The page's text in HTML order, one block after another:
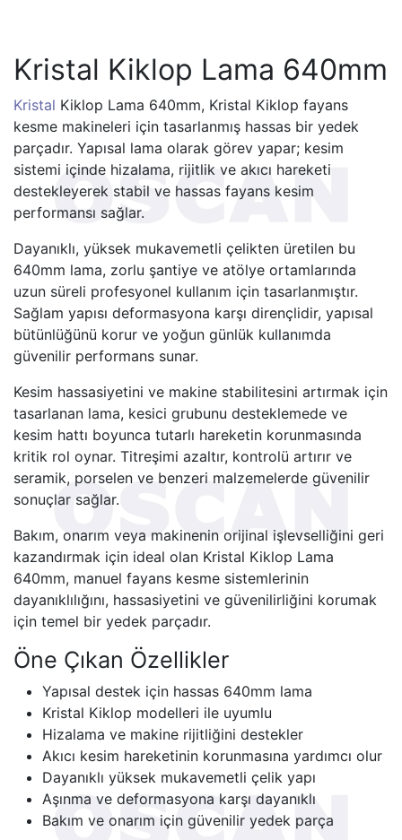
Kristal Kiklop Lama 640mm
Kristal Kiklop Lama 640mm, Kristal Kiklop fayans
kesme makineleri için tasarlanmış hassas bir yedek
parçadır. Yapısal lama olarak görev yapar; kesim
sistemi içinde hizalama, rijitlik ve akıcı hareketi
destekleyerek stabil ve hassas fayans kesim
performansı sağlar.
Dayanıklı, yüksek mukavemetli çelikten üretilen bu
640mm lama, zorlu şantiye ve atölye ortamlarında
uzun süreli profesyonel kullanım için tasarlanmıştır.
Sağlam yapısı deformasyona karşı dirençlidir, yapısal
bütünlüğünü korur ve yoğun günlük kullanımda
güvenilir performans sunar.
Kesim hassasiyetini ve makine stabilitesini artırmak için
tasarlanan lama, kesici grubunu desteklemede ve
kesim hattı boyunca tutarlı hareketin korunmasında
kritik rol oynar. Titreşimi azaltır, kontrolü artırır ve
seramik, porselen ve benzeri malzemelerde güvenilir
sonuçlar sağlar.
Bakım, onarım veya makinenin orijinal işlevselliğini geri
kazandırmak için ideal olan Kristal Kiklop Lama
640mm, manuel fayans kesme sistemlerinin
dayanıklılığını, hassasiyetini ve güvenilirliğini korumak
için temel bir yedek parçadır.
Öne Çıkan Özellikler
Yapısal destek için hassas 640mm lama
Kristal Kiklop modelleri ile uyumlu
Hizalama ve makine rijitliğini destekler
Akıcı kesim hareketinin korunmasına yardımcı olur
Dayanıklı yüksek mukavemetli çelik yapı
Aşınma ve deformasyona karşı dayanıklı
Bakım ve onarım için güvenilir yedek parça